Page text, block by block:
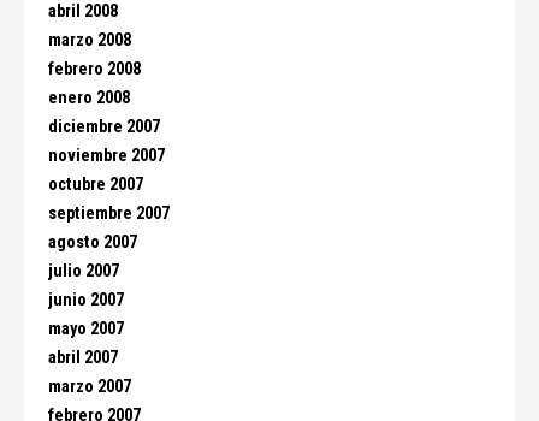
abril 2008
marzo 2008
febrero 2008
enero 2008
diciembre 2007
noviembre 2007
octubre 2007
septiembre 2007
agosto 2007
julio 2007
junio 2007
mayo 2007
abril 2007
marzo 2007
febrero 2007